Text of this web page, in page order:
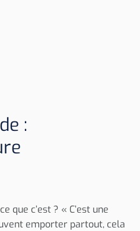
:
que c’est ? « C’est une
emporter partout, cela